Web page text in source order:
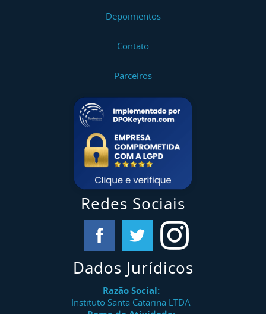
Depoimentos
Contato
Parceiros
Redes Sociais
Dados Jurídicos
Razão Social:
Instituto Santa Catarina LTDA